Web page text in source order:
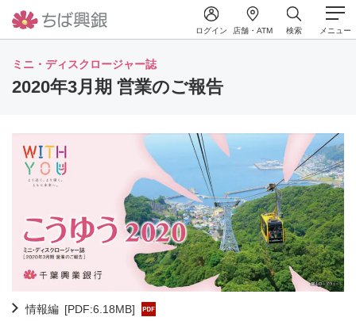
ログイン 店舗・ATM 検索 メニュー
ミニ・ディスクロージャー誌
2020年3月期 営業のご報告
情報編 [PDF:6.18MB]